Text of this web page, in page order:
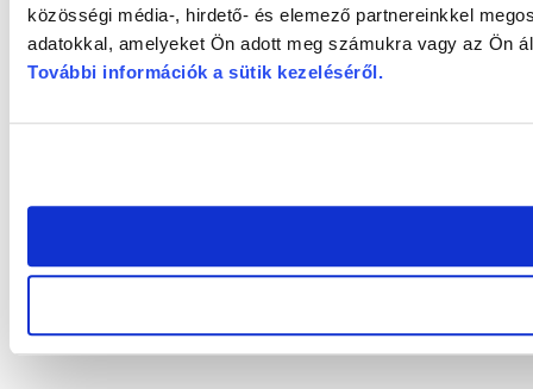
közösségi média-, hirdető- és elemező partnereinkkel
adatokkal, amelyeket Ön adott meg számukra vagy az Ön
További információk a sütik kezeléséről.